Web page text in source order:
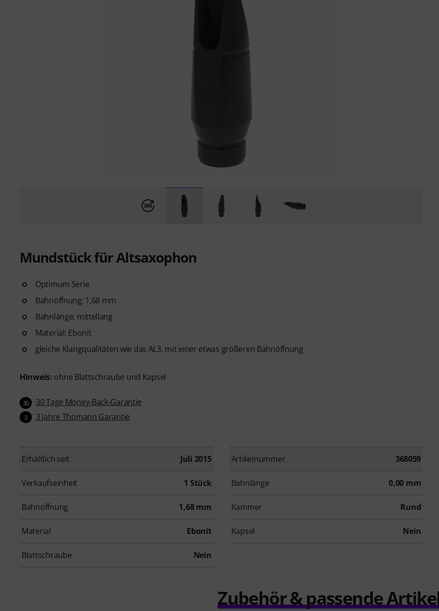
Mundstück für Altsaxophon
Optimum Serie
Bahnöffnung: 1,68 mm
Bahnlänge: mittellang
Material: Ebonit
gleiche Klangqualitäten wie das AL3, mit einer etwas größeren Bahnöffnung
Hinweis: ohne Blattschraube und Kapsel
30 30 Tage Money-Back-Garantie
3 3 Jahre Thomann Garantie
Erhältlich seit Juli 2015 Artikelnummer 368059
Verkaufseinheit 1 Stück Bahnlänge 0,00 mm
Bahnöffnung 1,68 mm Kammer Rund
Material Ebonit Kapsel Nein
Blattschraube Nein
Zubehör & passende